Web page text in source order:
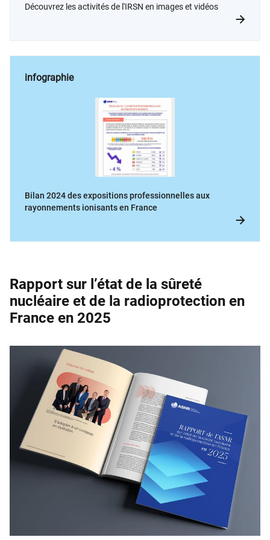
Découvrez les activités de l'IRSN en images et vidéos
infographie
Bilan 2024 des expositions professionnelles aux
rayonnements ionisants en France
Rapport sur l’état de la sûreté
nucléaire et de la ­radioprotection en
France en 2025